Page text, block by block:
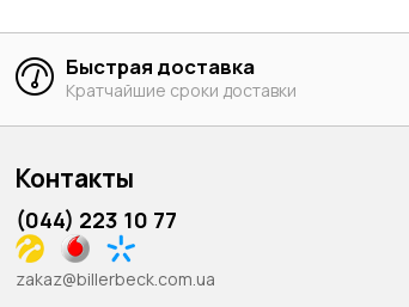
Быстрая доставка
Кратчайшие сроки доставки
Контакты
(044) 223 10 77
zakaz@billerbeck.com.ua